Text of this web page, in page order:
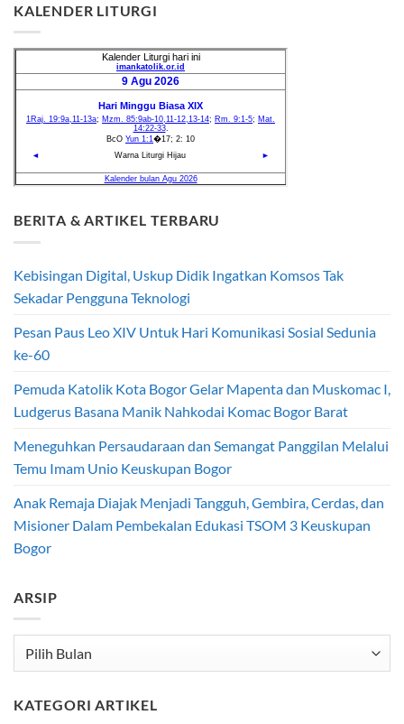
KALENDER LITURGI
BERITA & ARTIKEL TERBARU
Kebisingan Digital, Uskup Didik Ingatkan Komsos Tak
Sekadar Pengguna Teknologi
Pesan Paus Leo XIV Untuk Hari Komunikasi Sosial Sedunia
ke-60
Pemuda Katolik Kota Bogor Gelar Mapenta dan Muskomac I,
Ludgerus Basana Manik Nahkodai Komac Bogor Barat
Meneguhkan Persaudaraan dan Semangat Panggilan Melalui
Temu Imam Unio Keuskupan Bogor
Anak Remaja Diajak Menjadi Tangguh, Gembira, Cerdas, dan
Misioner Dalam Pembekalan Edukasi TSOM 3 Keuskupan
Bogor
ARSIP
Arsip
KATEGORI ARTIKEL